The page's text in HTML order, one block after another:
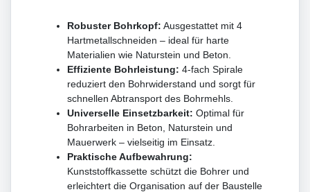
Robuster Bohrkopf: Ausgestattet mit 4
Hartmetallschneiden – ideal für harte
Materialien wie Naturstein und Beton.
Effiziente Bohrleistung: 4-fach Spirale
reduziert den Bohrwiderstand und sorgt für
schnellen Abtransport des Bohrmehls.
Universelle Einsetzbarkeit: Optimal für
Bohrarbeiten in Beton, Naturstein und
Mauerwerk – vielseitig im Einsatz.
Praktische Aufbewahrung:
Kunststoffkassette schützt die Bohrer und
erleichtert die Organisation auf der Baustelle